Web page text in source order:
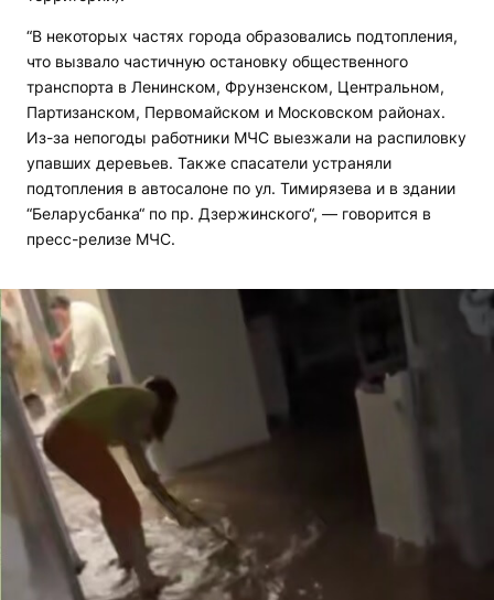
“В некоторых частях города образовались подтопления,
что вызвало частичную остановку общественного
транспорта в Ленинском, Фрунзенском, Центральном,
Партизанском, Первомайском и Московском районах.
Из-за непогоды работники МЧС выезжали на распиловку
упавших деревьев. Также спасатели устраняли
подтопления в автосалоне по ул. Тимирязева и в здании
“Беларусбанка“ по пр. Дзержинского“, — говорится в
пресс-релизе МЧС.